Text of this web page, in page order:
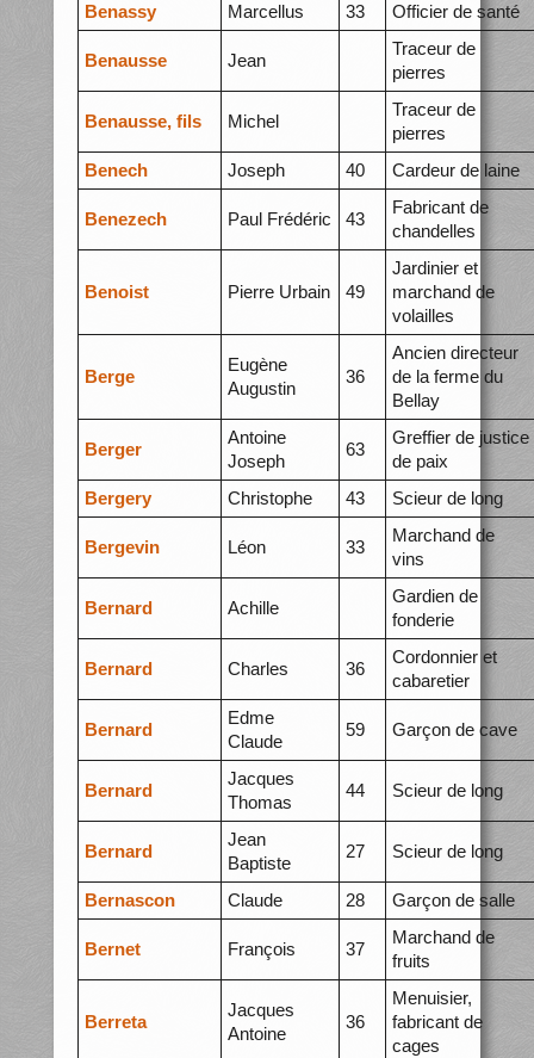
Benassy Marcellus 33 Officier de santé
Benausse Jean
Traceur de
pierres
Benausse, fils Michel
Traceur de
pierres
Benech
Joseph 40 Cardeur de laine
Benezech Paul Frédéric 43
Fabricant de
chandelles
Benoist Pierre Urbain 49
Jardinier et
marchand de
volailles
Berge
Eugène
Augustin
36
Ancien directeur
de la ferme du
Bellay
Berger
Antoine
Joseph
63
Greffier de justice
de paix
Bergery
Christophe 43 Scieur de long
Bergevin Léon 33
Marchand de
vins
Bernard Achille
Gardien de
fonderie
Bernard Charles 36
Cordonnier et
cabaretier
Bernard
Edme
Claude
59 Garçon de cave
Bernard
Jacques
Thomas
44 Scieur de long
Bernard
Jean
Baptiste
27 Scieur de long
Bernascon Claude 28 Garçon de salle
Bernet François 37
Marchand de
fruits
Berreta
Jacques
Antoine
36
Menuisier,
fabricant de
cages